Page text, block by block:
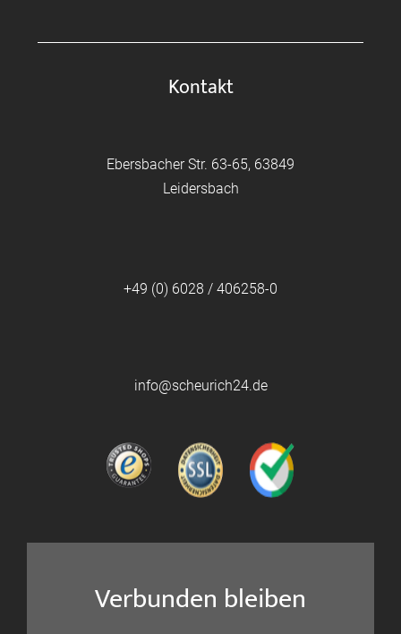
Kontakt
Ebersbacher Str. 63-65, 63849
Leidersbach
+49 (0) 6028 / 406258-0
info@scheurich24.de
Verbunden bleiben